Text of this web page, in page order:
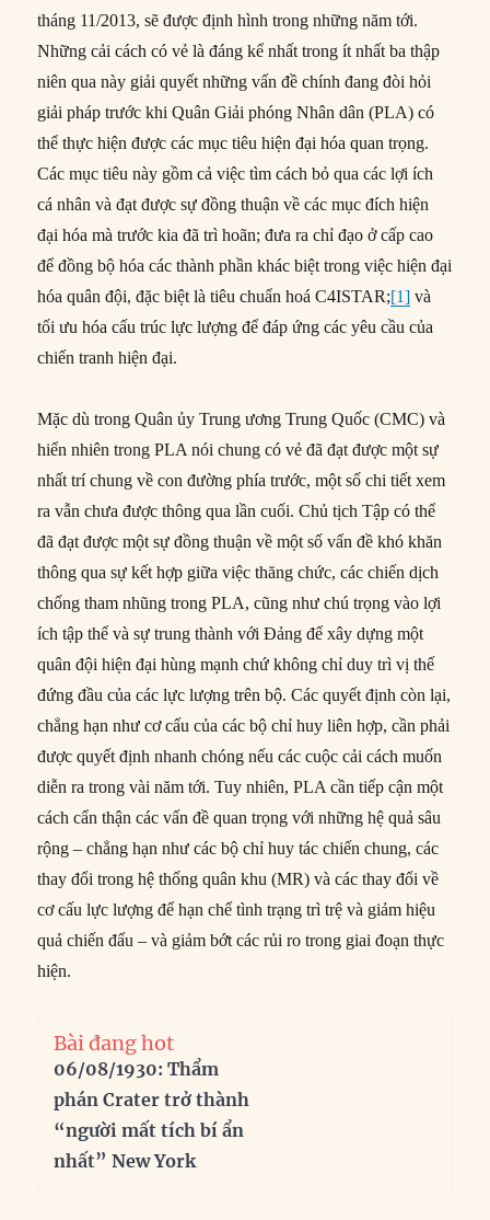
tháng 11/2013, sẽ được định hình trong những năm tới.
Những cải cách có vẻ là đáng kể nhất trong ít nhất ba thập
niên qua này giải quyết những vấn đề chính đang đòi hỏi
giải pháp trước khi Quân Giải phóng Nhân dân (PLA) có
thể thực hiện được các mục tiêu hiện đại hóa quan trọng.
Các mục tiêu này gồm cả việc tìm cách bỏ qua các lợi ích
cá nhân và đạt được sự đồng thuận về các mục đích hiện
đại hóa mà trước kia đã trì hoãn; đưa ra chỉ đạo ở cấp cao
để đồng bộ hóa các thành phần khác biệt trong việc hiện đại
hóa quân đội, đặc biệt là tiêu chuẩn hoá C4ISTAR;[1] và
tối ưu hóa cấu trúc lực lượng để đáp ứng các yêu cầu của
chiến tranh hiện đại.
Mặc dù trong Quân ủy Trung ương Trung Quốc (CMC) và
hiển nhiên trong PLA nói chung có vẻ đã đạt được một sự
nhất trí chung về con đường phía trước, một số chi tiết xem
ra vẫn chưa được thông qua lần cuối. Chủ tịch Tập có thể
đã đạt được một sự đồng thuận về một số vấn đề khó khăn
thông qua sự kết hợp giữa việc thăng chức, các chiến dịch
chống tham nhũng trong PLA, cũng như chú trọng vào lợi
ích tập thể và sự trung thành với Đảng để xây dựng một
quân đội hiện đại hùng mạnh chứ không chỉ duy trì vị thế
đứng đầu của các lực lượng trên bộ. Các quyết định còn lại,
chẳng hạn như cơ cấu của các bộ chỉ huy liên hợp, cần phải
được quyết định nhanh chóng nếu các cuộc cải cách muốn
diễn ra trong vài năm tới. Tuy nhiên, PLA cần tiếp cận một
cách cẩn thận các vấn đề quan trọng với những hệ quả sâu
rộng – chẳng hạn như các bộ chỉ huy tác chiến chung, các
thay đổi trong hệ thống quân khu (MR) và các thay đổi về
cơ cấu lực lượng để hạn chế tình trạng trì trệ và giảm hiệu
quả chiến đấu – và giảm bớt các rủi ro trong giai đoạn thực
hiện.
Bài đang hot
06/08/1930: Thẩm
phán Crater trở thành
“người mất tích bí ẩn
nhất” New York